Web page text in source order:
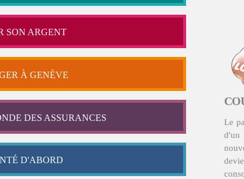
SON ARGENT
À GENÈVE
DES ASSURANCES
D'ABORD
Le
d'un